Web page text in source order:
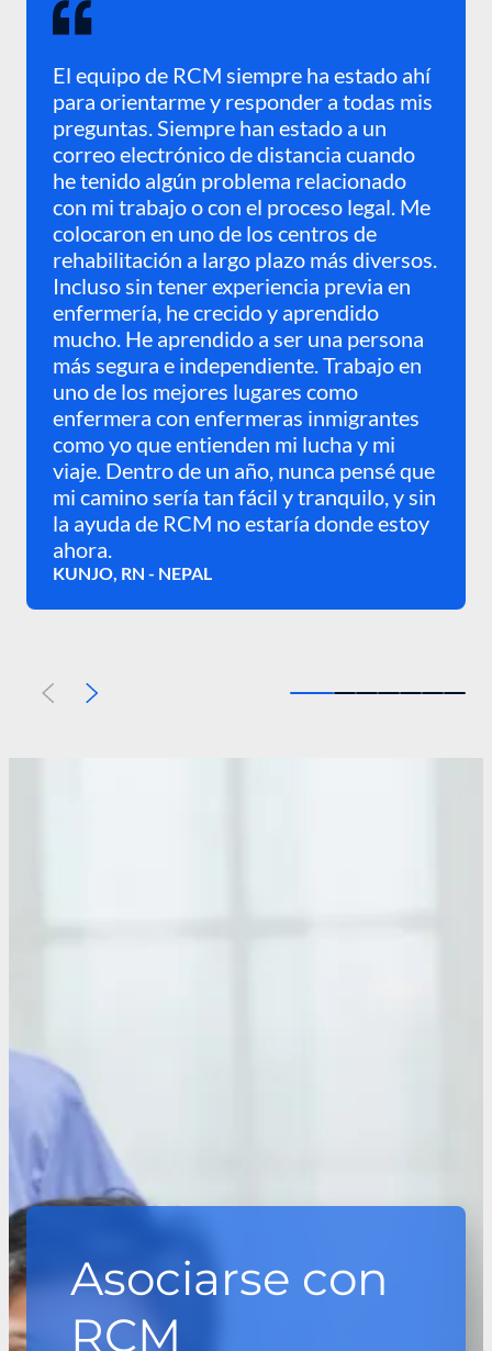
El equipo de RCM siempre ha estado ahí
para orientarme y responder a todas mis
preguntas. Siempre han estado a un
correo electrónico de distancia cuando
he tenido algún problema relacionado
con mi trabajo o con el proceso legal. Me
colocaron en uno de los centros de
rehabilitación a largo plazo más diversos.
Incluso sin tener experiencia previa en
enfermería, he crecido y aprendido
mucho. He aprendido a ser una persona
más segura e independiente. Trabajo en
uno de los mejores lugares como
enfermera con enfermeras inmigrantes
como yo que entienden mi lucha y mi
viaje. Dentro de un año, nunca pensé que
mi camino sería tan fácil y tranquilo, y sin
la ayuda de RCM no estaría donde estoy
ahora.
KUNJO, RN - NEPAL
AnteriorSiguiente
Asociarse con
RCM